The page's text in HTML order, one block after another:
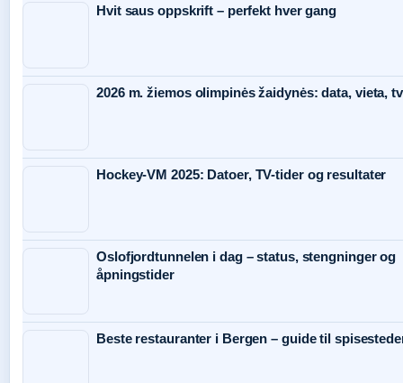
Hvit saus oppskrift – perfekt hver gang
2026 m. žiemos olimpinės žaidynės: data, vieta,
Hockey-VM 2025: Datoer, TV-tider og resultater
Oslofjordtunnelen i dag – status, stengninger og
åpningstider
Beste restauranter i Bergen – guide til